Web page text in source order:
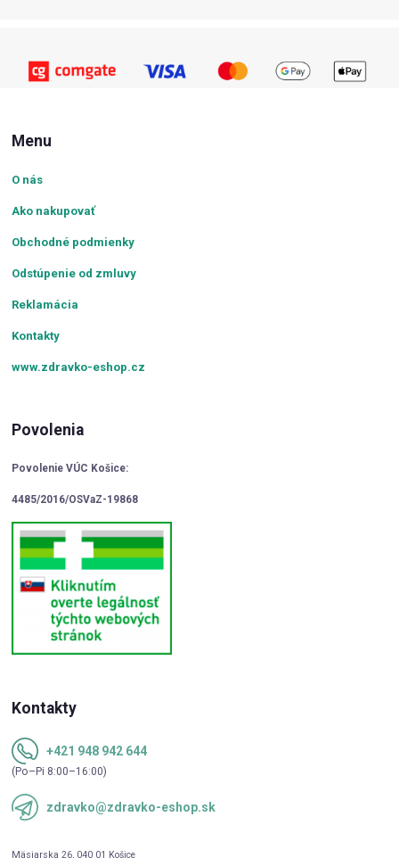
Menu
O nás
Ako nakupovať
Obchodné podmienky
Odstúpenie od zmluvy
Reklamácia
Kontakty
www.zdravko-eshop.cz
Povolenia
Povolenie VÚC Košice:
4485/2016/OSVaZ-19868
Kontakty
+421 948 942 644
(Po–Pi 8:00–16:00)
zdravko@zdravko-eshop.sk